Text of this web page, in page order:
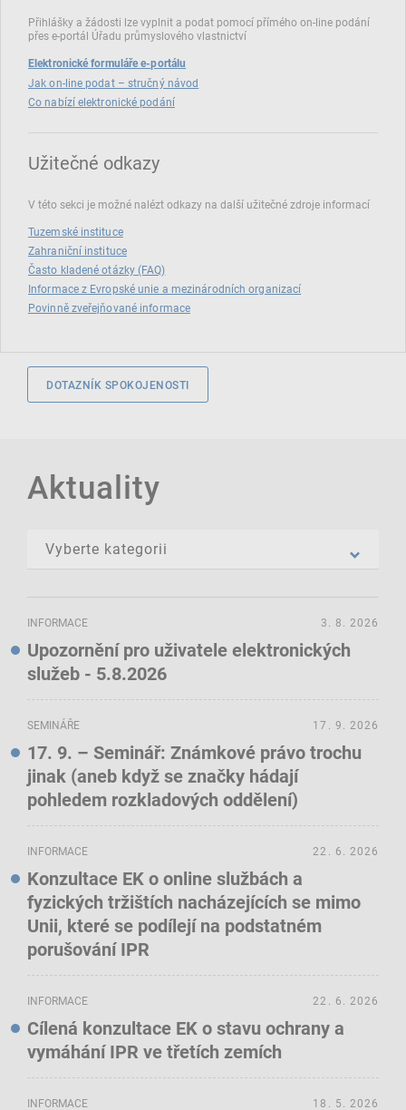
Přihlášky a žádosti lze vyplnit a podat pomocí přímého on‑line podání
přes e‑portál Úřadu průmyslového vlastnictví
Elektronické formuláře e-portálu
Jak on-line podat – stručný návod
Co nabízí elektronické podání
Užitečné odkazy
V této sekci je možné nalézt odkazy na další užitečné zdroje informací
Tuzemské instituce
Zahraniční instituce
Často kladené otázky (FAQ)
Informace z Evropské unie a mezinárodních organizací
Povinně zveřejňované informace
DOTAZNÍK SPOKOJENOSTI
Aktuality
INFORMACE
Upozornění pro uživatele elektronických
služeb - 5.8.2026
3. 8. 2026
SEMINÁŘE
17. 9. – Seminář: Známkové právo trochu
jinak (aneb když se značky hádají
pohledem rozkladových oddělení)
17. 9. 2026
INFORMACE
Konzultace EK o online službách a
fyzických tržištích nacházejících se mimo
Unii, které se podílejí na podstatném
porušování IPR
22. 6. 2026
INFORMACE
Cílená konzultace EK o stavu ochrany a
vymáhání IPR ve třetích zemích
22. 6. 2026
INFORMACE 18. 5. 2026